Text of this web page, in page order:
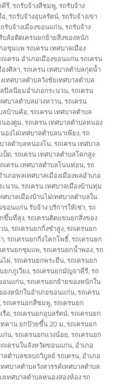
คีรี,รถรับจ้างสีชมพู,รถรับจ้าง
อ,รถรับจ้างอุบลรัตน์,รถรับจ้างเขา
รับจ้างเมืองขอนแก่น,รถรับจ้าง
บล้อติดเครนยกย้ายสิ่งของหนัก
อชุมแพ รถเครน เทศบาลเมือง
ถเครน อำเภอเมืองขอนแก่น รถเครน
งศิลา,รถเครน เทศบาลตำบลกุดน้ำ
เทศบาลตำบลวังชัยเทศบาลตำบล
บึงเนียมอำเภอกระนวน,รถเครน
ศบาลตำบลม่วงหวาน,รถเครน
ลบ้านค้อ,รถเครน เทศบาลตำบล
นองตูม,รถเครน เทศบาลตำบลหนอง
องไผ่เทศบาลตำบลนาเพียง,รถ
าลตำบลหนองโน,รถเครน เทศบาล
ป็ด,รถเครน เทศบาลตำบลโคกสูง
เครน เทศบาลตำบลโนนท่อน,รถ
เภอพลเทศบาลเมืองเมืองพลอำเภอ
ะนวน,รถเครน เทศบาลเมืองบ้านทุ่ม
ศบาลเมืองบ้านไผ่เทศบาลตำบลใน
ขอนแก่น รับจ้าง บริการให้เช่า,รถ
ขึ้นที่สุง,รถเครนติดแขนยกสิ่งของ
น,รถเครนยกกิ่งซำสูง,รถเครนยก
,รถเครนยกกิ่งโคกโพธิ์,รถเครนยก
ครนยกชุมแพ,รถเครนยกน้ำพอง,รถ
ไผ่,รถเครนยกพระยืน,รถเครนยก
ยกภูเวียง,รถเครนยกมัญจาคีรี,รถ
อนแก่น,รถเครนยกย้ายของหนักใน
องหนักในอำเภอขอนแก่น,รถเครน
,รถเครนยกสีชมพู,รถเครนยก
รือ,รถเครนยกอุบลรัตน์,รถเครนยก
ทคาน ยกป้ายขึ้น 20 ม,รถเครนยก
ก่น,รถเครนยกแวงน้อย,รถเครนยก
ถเครนในจังหวัดขอนแก่น, อำเภอ
ตำบลชลบถวิบูลย์ รถเครน, อำเภอ
ศบาลตำบลวังสวรรค์เทศบาลตำบล
เทศบาลตำบลหนองสองห้อง รถ